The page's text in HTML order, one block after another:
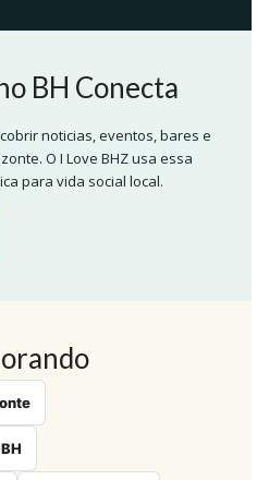
BH Conecta
noticias, eventos, bares e
O I Love BHZ usa essa
para vida social local.